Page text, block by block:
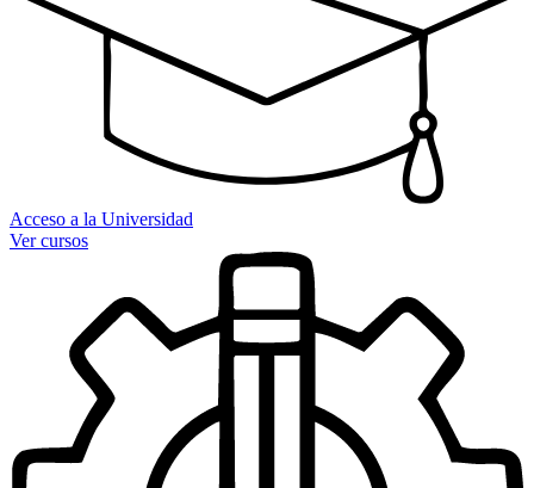
Acceso a la Universidad
Ver cursos